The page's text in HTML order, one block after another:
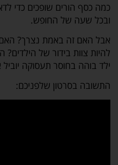
כמה כסף הורים שופכים כדי
ובכל שעה של החופש.
אבל האם זה באמת נצרך?
להיות צוות בידור של הילדים?
ילד בוהה בחוסר תעסוקה יוביל
התשובה בסרטון שלפניכם: